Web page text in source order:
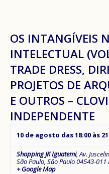
OS INTANGÍVEIS
INTELECTUAL
TRADE DRESS,
PROJETOS DE
E OUTROS –
INDEPENDENTE
10 de agosto das 18:00 às
Shopping JK Iguatemi,Av.
São Paulo, São Paulo04543-011
+ Google Map